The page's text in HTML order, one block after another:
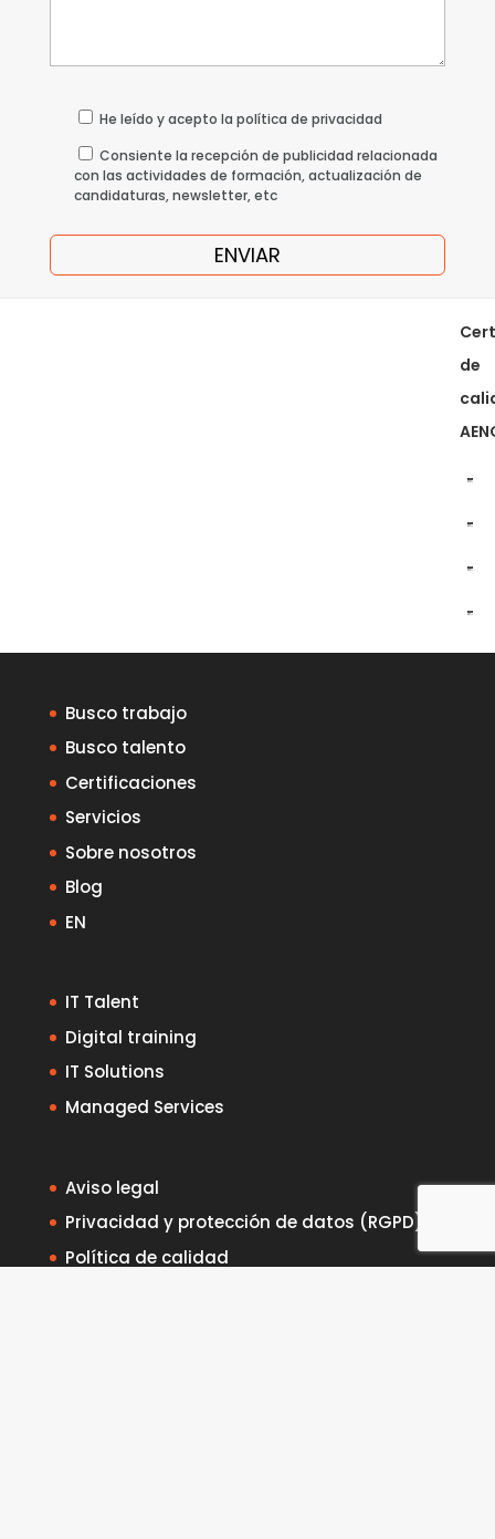
He leído y acepto la política de privacidad
Consiente la recepción de publicidad relacionada
con las actividades de formación, actualización de
candidaturas, newsletter, etc
de
Busco trabajo
Busco talento
Certificaciones
Servicios
Sobre nosotros
Blog
EN
IT Talent
Digital training
IT Solutions
Managed Services
Aviso legal
Privacidad y protección de datos (RGPD)
Política de calidad